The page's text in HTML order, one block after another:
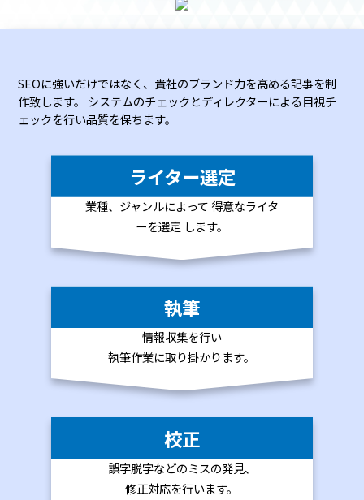
SEOに強いだけではなく、貴社のブランド力を高める記事を制
作致します。
システムのチェックとディレクターによる目視チ
ェックを行い品質を保ちます。
ライター選定
業種、ジャンルによって 得意なライタ
ーを選定 します。
執筆
情報収集を行い
執筆作業に取り掛かります。
校正
誤字脱字などのミスの発見、
修正対応を行います。